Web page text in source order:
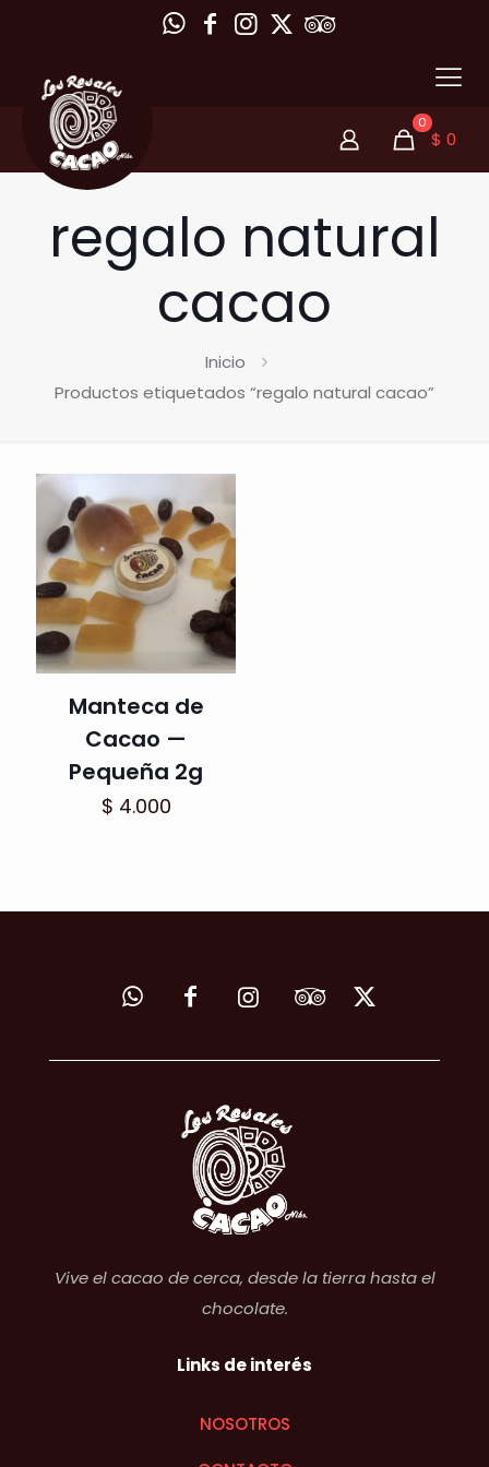
0
$ 0
regalo natural
cacao
Inicio
Productos etiquetados “regalo natural cacao”
Manteca de
Cacao —
Pequeña 2g
$ 4.000
Vive el cacao de cerca, desde la tierra hasta el
chocolate.
Links de interés
NOSOTROS